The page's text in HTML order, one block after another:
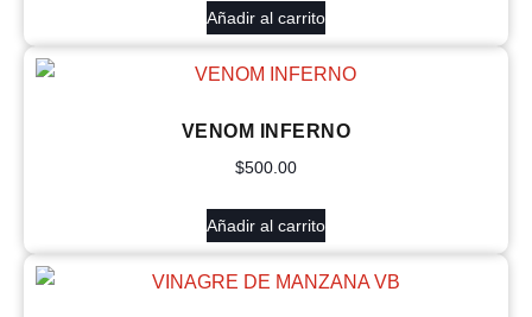
Añadir al carrito
VENOM INFERNO
$500.00
Añadir al carrito